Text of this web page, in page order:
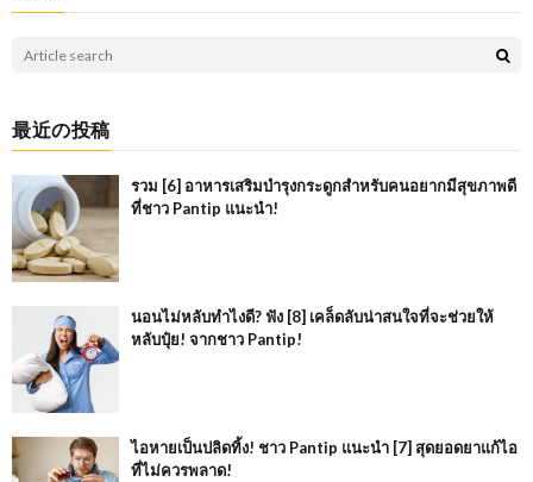
最近の投稿
รวม [6] อาหารเสริมบำรุงกระดูกสำหรับคนอยากมีสุขภาพดี
ที่ชาว Pantip แนะนำ!
นอนไม่หลับทำไงดี? ฟัง [8] เคล็ดลับน่าสนใจที่จะช่วยให้
หลับปุ๋ย! จากชาว Pantip!
ไอหายเป็นปลิดทิ้ง! ชาว Pantip แนะนำ [7] สุดยอดยาแก้ไอ
ที่ไม่ควรพลาด!